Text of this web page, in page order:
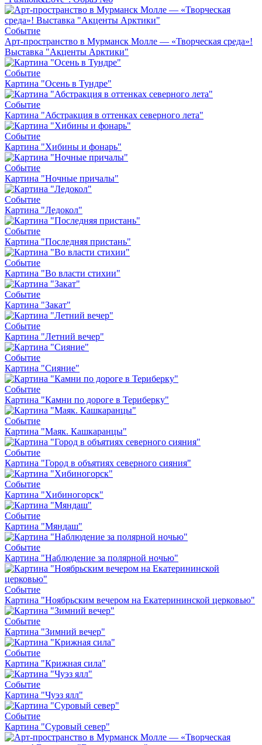
Событие
Арт-пространство в Мурманск Молле — «Творческая среда»!
Выставка "Акценты Арктики"
Событие
Картина "Осень в Тундре"
Событие
Картина "Абстракция в оттенках северного лета"
Событие
Картина "Хибины и фонарь"
Событие
Картина "Ночные причалы"
Событие
Картина "Ледокол"
Событие
Картина "Последняя пристань"
Событие
Картина "Во власти стихии"
Событие
Картина "Закат"
Событие
Картина "Летний вечер"
Событие
Картина "Сияние"
Событие
Картина "Камни по дороге в Териберку"
Событие
Картина "Маяк. Кашкаранцы"
Событие
Картина "Город в объятиях северного сияния"
Событие
Картина "Хибиногорск"
Событие
Картина "Мяндаш"
Событие
Картина "Наблюдение за полярной ночью"
Событие
Картина "Ноябрьским вечером на Екатерининской церковью"
Событие
Картина "Зимний вечер"
Событие
Картина "Крижная сила"
Событие
Картина "Чуэз ялл"
Событие
Картина "Суровый север"